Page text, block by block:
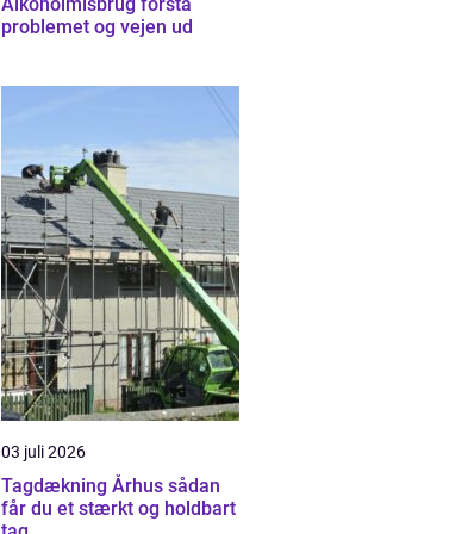
problemet og vejen ud
03 juli 2026
Tagdækning Århus sådan
får du et stærkt og holdbart